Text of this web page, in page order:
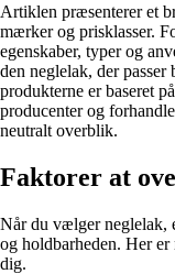
Artiklen præsenterer et
mærker og prisklasser.
egenskaber, typer og
den neglelak, der
produkterne er baseret
producenter og
neutralt overblik.
Faktorer at
Når du vælger neglelak,
og holdbarheden. Her
dig.